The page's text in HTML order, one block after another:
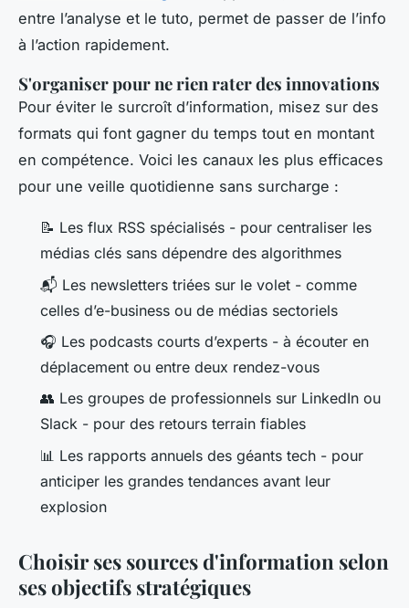
entre l’analyse et le tuto, permet de passer de l’info
à l’action rapidement.
S'organiser pour ne rien rater des innovations
Pour éviter le surcroît d’information, misez sur des
formats qui font gagner du temps tout en montant
en compétence. Voici les canaux les plus efficaces
pour une veille quotidienne sans surcharge :
📝 Les flux RSS spécialisés - pour centraliser les
médias clés sans dépendre des algorithmes
📬 Les newsletters triées sur le volet - comme
celles d’e-business ou de médias sectoriels
🎧 Les podcasts courts d’experts - à écouter en
déplacement ou entre deux rendez-vous
👥 Les groupes de professionnels sur LinkedIn ou
Slack - pour des retours terrain fiables
📊 Les rapports annuels des géants tech - pour
anticiper les grandes tendances avant leur
explosion
Choisir ses sources d'information selon
ses objectifs stratégiques